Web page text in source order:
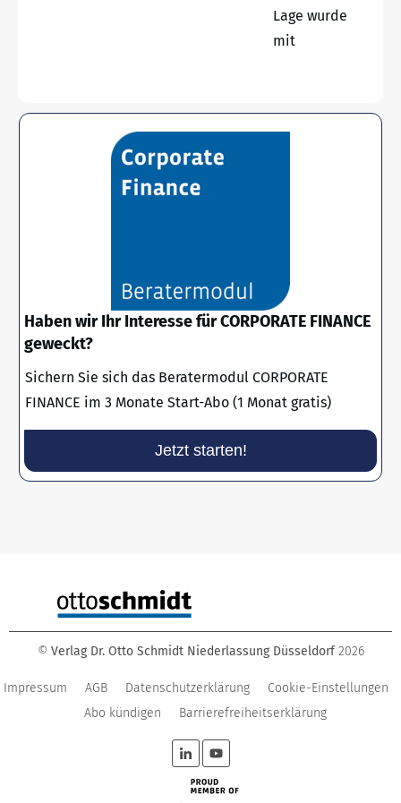
Lage wurde
mit
Haben wir Ihr Interesse für CORPORATE FINANCE
geweckt?
Sichern Sie sich das Beratermodul CORPORATE
FINANCE im 3 Monate Start-Abo (1 Monat gratis)
Jetzt starten!
© Verlag Dr. Otto Schmidt Niederlassung Düsseldorf 2026
Impressum AGB Datenschutzerklärung
Cookie-Einstellungen
Abo kündigen
Barrierefreiheitserklärung